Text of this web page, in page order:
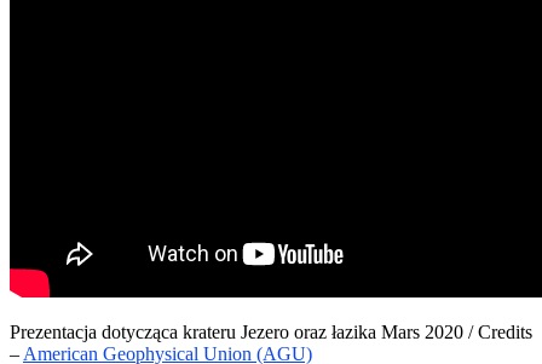
Prezentacja dotycząca krateru Jezero oraz łazika Mars 2020 / Credits
– American Geophysical Union (AGU)